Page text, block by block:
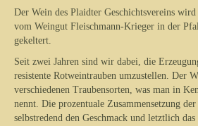
Der Wein des Plaidter Geschichtsvereins
vom Weingut Fleischmann-Krieger in der
gekeltert.
Seit zwei Jahren sind wir dabei, die
resistente Rotweintrauben umzustellen. Der
verschiedenen Traubensorten, was man in
nennt. Die prozentuale Zusammensetzung
selbstredend den Geschmack und letztlich